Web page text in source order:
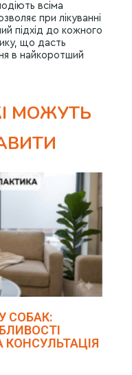
всіма
при лікуванні
підхід до кожного
що дасть
в найкоротший
МОЖУТЬ
СОБАК:
КОНСУЛЬТАЦІЯ